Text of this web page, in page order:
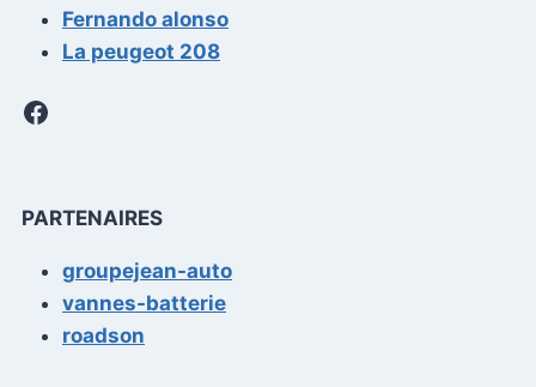
Fernando alonso
La peugeot 208
Facebook
PARTENAIRES
groupejean-auto
vannes-batterie
roadson